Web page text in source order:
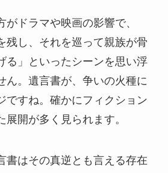
がドラマや映画の影響で、
残し、それを巡って親族が骨
る」といったシーンを思い浮
ん。遺言書が、争いの火種に
ですね。確かにフィクション
開が多く見られます。
書はその真逆とも言える存在